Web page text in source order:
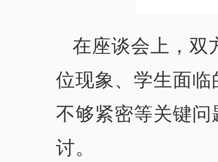
在座谈会上，双
位现象、学生面
不够紧密等关键
讨。